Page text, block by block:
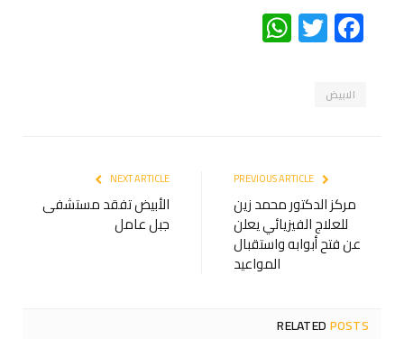
Facebook
Twitter
WhatsApp
الابيض
مركز الدكتور محمد زين
للعلاج الفيزيائي يعلن
عن فتح أبوابه واستقبال
المواعيد
NEXT ARTICLE
الأبيض تفقد مستشفى
جبل عامل
RELATEDPOSTS